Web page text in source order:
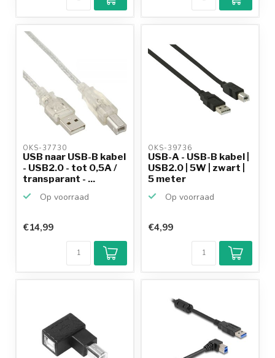
OKS-37730
USB naar USB-B kabel
- USB2.0 - tot 0,5A /
transparant - ...
Op voorraad
€14,99
OKS-39736
USB-A - USB-B kabel |
USB2.0 | 5W | zwart |
5 meter
Op voorraad
€4,99